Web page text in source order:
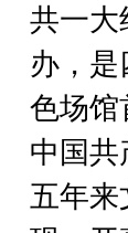
共一大
办，
色场馆
中国共
五年来